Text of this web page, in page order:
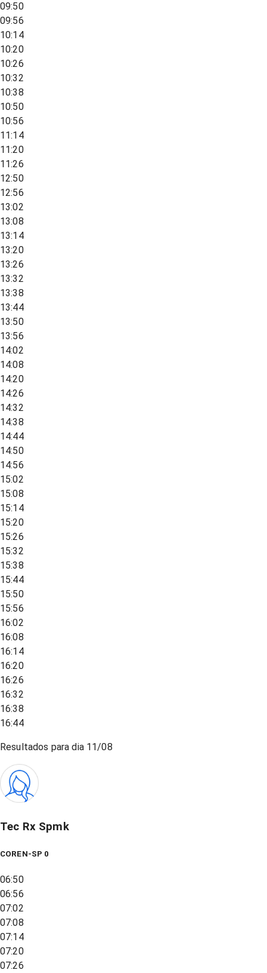
09:50
09:56
10:14
10:20
10:26
10:32
10:38
10:50
10:56
11:14
11:20
11:26
12:50
12:56
13:02
13:08
13:14
13:20
13:26
13:32
13:38
13:44
13:50
13:56
14:02
14:08
14:20
14:26
14:32
14:38
14:44
14:50
14:56
15:02
15:08
15:14
15:20
15:26
15:32
15:38
15:44
15:50
15:56
16:02
16:08
16:14
16:20
16:26
16:32
16:38
16:44
Resultados para dia 11/08
Tec Rx Spmk
COREN-SP 0
06:50
06:56
07:02
07:08
07:14
07:20
07:26